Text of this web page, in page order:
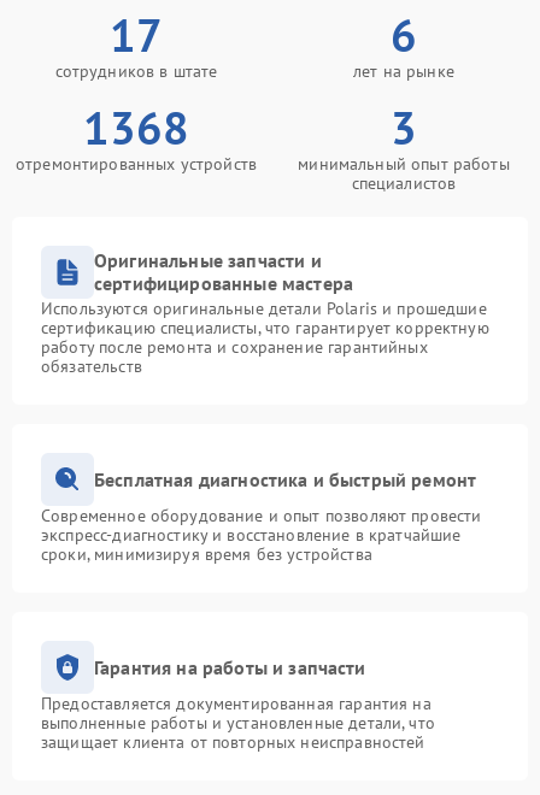
17
сотрудников в штате
6
лет на рынке
1368
отремонтированных устройств
3
минимальный опыт работы
специалистов
Оригинальные запчасти и
сертифицированные мастера
Используются оригинальные детали Polaris и прошедшие
сертификацию специалисты, что гарантирует корректную
работу после ремонта и сохранение гарантийных
обязательств
Бесплатная диагностика и быстрый ремонт
Современное оборудование и опыт позволяют провести
экспресс-диагностику и восстановление в кратчайшие
сроки, минимизируя время без устройства
Гарантия на работы и запчасти
Предоставляется документированная гарантия на
выполненные работы и установленные детали, что
защищает клиента от повторных неисправностей